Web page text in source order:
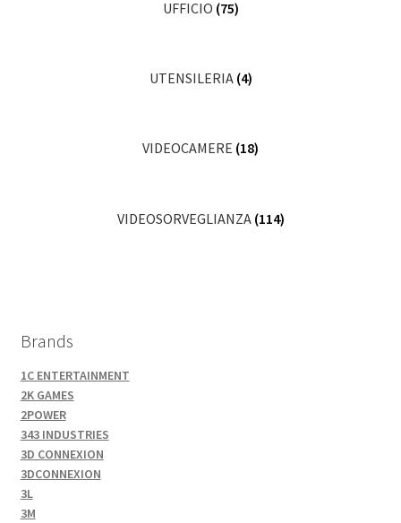
UFFICIO (75)
UTENSILERIA (4)
VIDEOCAMERE (18)
VIDEOSORVEGLIANZA (114)
Brands
1C ENTERTAINMENT
2K GAMES
2POWER
343 INDUSTRIES
3D CONNEXION
3DCONNEXION
3L
3M